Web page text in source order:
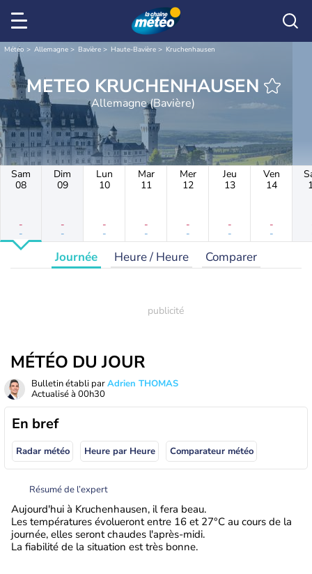
Météo Allemagne Bavière Haute-Bavière Kruchenhausen
METEO KRUCHENHAUSEN
Allemagne (Bavière)
Sam
08
-
-
Dim
09
-
-
Lun
10
-
-
Mar
11
-
-
Mer
12
-
-
Jeu
13
-
-
Ven
14
-
-
Journée Heure / Heure Comparer
MÉTÉO DU JOUR
Bulletin établi parAdrien THOMAS
Actualisé à 00h30
En bref
Radar météo Heure par Heure Comparateur météo
Résumé de l’expert
Aujourd'hui à Kruchenhausen, il fera beau.
Les températures évolueront entre 16 et 27°C au cours de la
journée, elles seront chaudes l'après-midi.
La fiabilité de la situation est très bonne.